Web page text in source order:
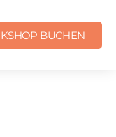
BUCHEN